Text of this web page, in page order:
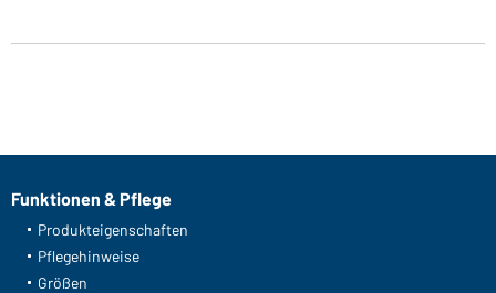
Funktionen & Pflege
Produkteigenschaften
Pflegehinweise
Größen